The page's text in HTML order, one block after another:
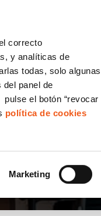
correcto
y analíticas de
todas, solo algunas
panel de
el botón “revocar
política de cookies
Marketing